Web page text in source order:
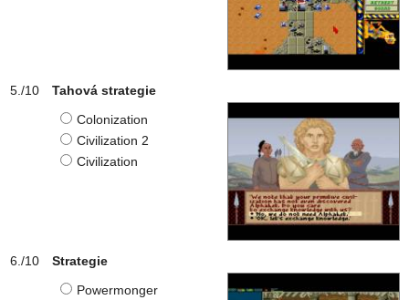
Tahová strategie
Colonization
Civilization 2
Civilization
Strategie
Powermonger